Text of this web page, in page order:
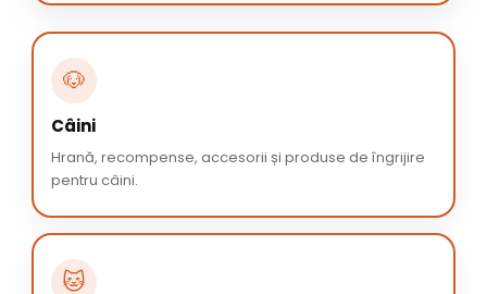
🐶
Câini
Hrană, recompense, accesorii și produse de îngrijire
pentru câini.
🐱